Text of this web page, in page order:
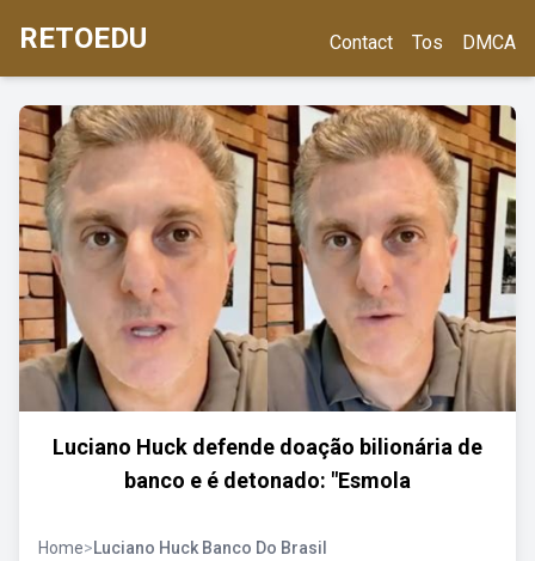
RETOEDU Contact Tos DMCA
Luciano Huck defende doação bilionária de
banco e é detonado: "Esmola
Home>Luciano Huck Banco Do Brasil